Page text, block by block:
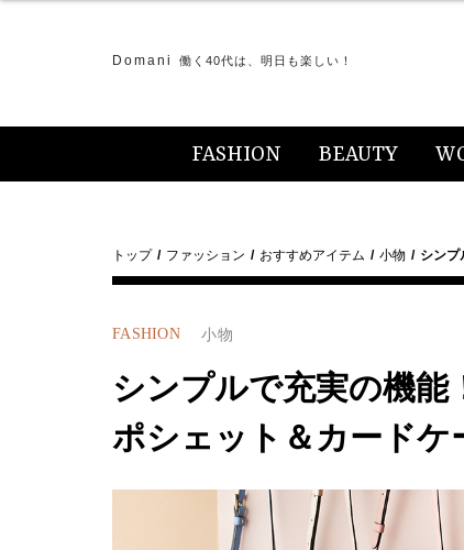
Domani 働く40代は、明日も楽しい！
FASHION BEAUTY
トップ ファッション おすすめアイテム 小物 シン
FASHION 小物
シンプルで充実の機
ポシェット＆カードケ